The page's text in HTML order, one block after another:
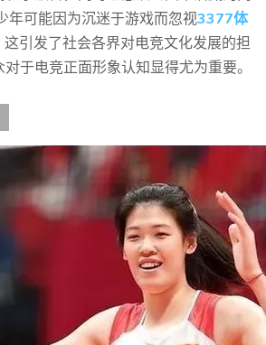
年可能因为沉迷于游戏而忽视3377体
引发了社会各界对电竞文化发展的担
于电竞正面形象认知显得尤为重要。